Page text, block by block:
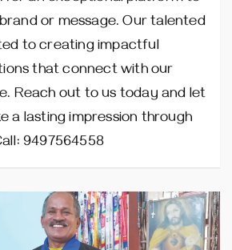
or message. Our talented
to creating impactful
that connect with our
Reach out to us today and let
a lasting impression through
9497564558